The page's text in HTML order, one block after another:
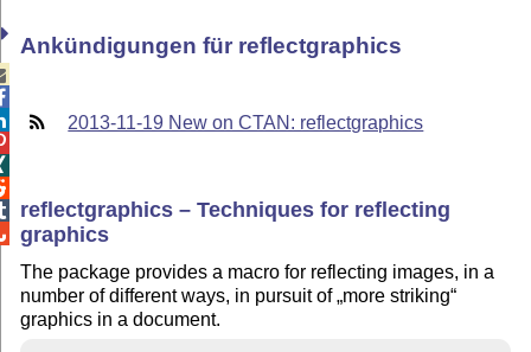
Ankündigungen für reflectgraphics
2013-11-19 New on CTAN: reflectgraphics
reflectgraphics – Techniques for reflecting
graphics
The package provides a macro for reflecting images, in a
number of different ways, in pursuit of more striking
graphics in a document.